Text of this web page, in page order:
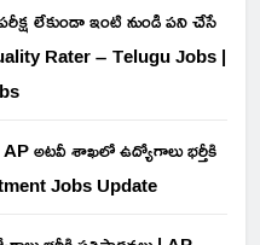
లేకుండా ఇంటి నుండి పని చేసే
Rater – Telugu Jobs |
AP అటవీ శాఖలో ఉద్యోగాలు భర్తీకి
Jobs Update